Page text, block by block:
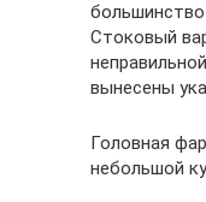
Стоковый
вынесены
Головная
небольшой